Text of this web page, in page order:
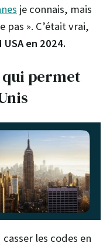
je connais, mais
pas ». C’était vrai,
en 2024.
qui permet
casser les codes en